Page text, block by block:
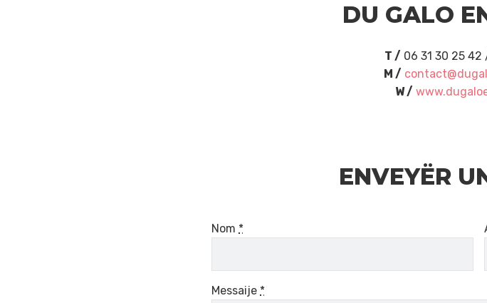
DU GALO
T / 06 31 30 25
M /
W /
ENVEYËR
Nom *
Messaije *